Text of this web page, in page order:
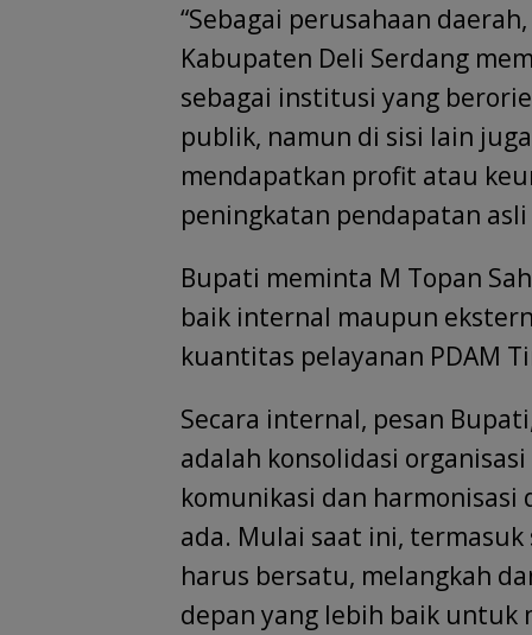
“Sebagai perusahaan
Kabupaten Deli Serdang
sebagai institusi yang
publik, namun di sisi lain
mendapatkan profit atau
peningkatan pendapatan asli
Bupati meminta M Topan
baik internal maupun
kuantitas pelayanan PDAM
Secara internal, pesan
adalah konsolidasi
komunikasi dan harmonisasi
ada. Mulai saat ini,
harus bersatu, melangkah
depan yang lebih baik